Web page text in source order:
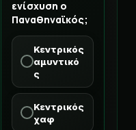
ενίσχυση ο
Παναθηναϊκός;
Κεντρικός
αμυντικό
ς
Κεντρικός
χαφ